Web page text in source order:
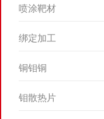
喷涂靶材
绑定加工
铜钼铜
钼散热片